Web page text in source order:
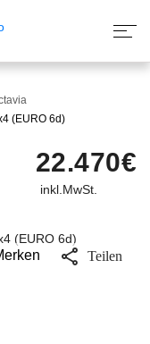
(EURO 6d)
Teilen
22.470€
inkl.MwSt.